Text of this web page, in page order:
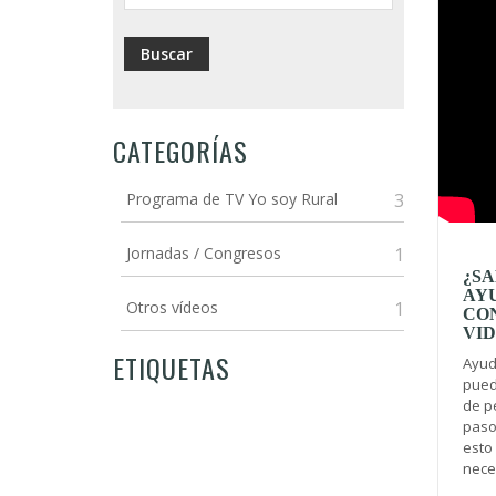
CATEGORÍAS
Programa de TV Yo soy Rural 3
Jornadas / Congresos 1
Otros vídeos 1
ETIQUETAS
de